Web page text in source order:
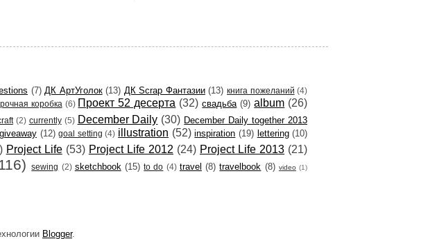
(7) ДК АртУголок (13) ДК Scrap Фантазии (13) книга пожеланий (4)
коробка (6) Проект 52 десерта (32) свадьба (9) album (26)
(2) currently (5) December Daily (30) December Daily together 2013
giveaway (12) goal setting (4) illustration (52) inspiration (19) lettering (10)
Project Life (53) Project Life 2012 (24) Project Life 2013 (21)
sewing (2) sketchbook (15) to do (4) travel (8) travelbook (8) video (1)
Blogger.